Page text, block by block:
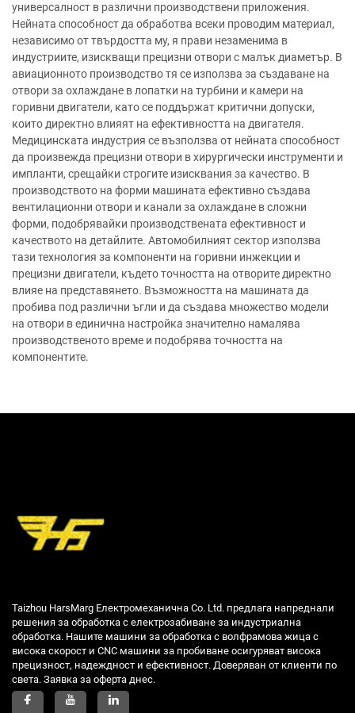
универсалност в различни производствени приложения.
Нейната способност да обработва всеки проводим материал,
независимо от твърдостта му, я прави незаменима в
индустриите, изискващи прецизни отвори с малък диаметър. В
авиационното производство тя се използва за създаване на
отвори за охлаждане в лопатки на турбини и камери на
горивни двигатели, като се поддържат критични допуски,
които директно влияят на ефективността на двигателя.
Медицинската индустрия се възползва от нейната способност
да произвежда прецизни отвори в хирургически инструменти и
импланти, срещайки строгите изисквания за качество. В
производството на форми машината ефективно създава
вентилационни отвори и канали за охлаждане в сложни
форми, подобрявайки производствената ефективност и
качеството на детайлите. Автомобилният сектор използва
тази технология за компоненти на горивни инжекции и
прецизни двигатели, където точността на отворите директно
влияе на представянето. Възможността на машината да
пробива под различни ъгли и да създава множество модели
на отвори в единична настройка значително намалява
производственото време и подобрява точността на
компонентите.
Taizhou HarsMarg Електромеханична Co. Ltd. предлага напреднали
решения за обработка с електрозабиване за индустриална
обработка. Нашите машини за обработка с волфрамова жица с
висока скорост и CNC машини за пробиване осигуряват висока
прецизност, надеждност и ефективност. Доверяван от клиенти по
света. Заявка за оферта днес.